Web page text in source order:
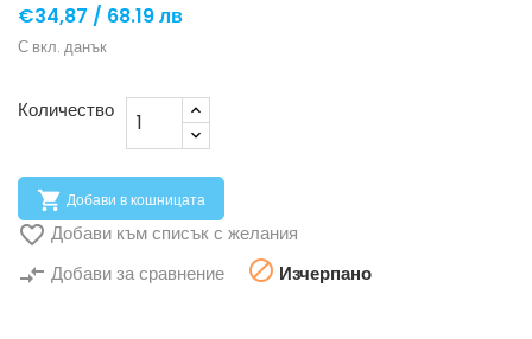
€34,87 / 68.19 лв
С вкл. данък
Количество
 Добави в кошницата
 Добави към списък с желания
compare_arrows Добави за сравнение  Изчерпано